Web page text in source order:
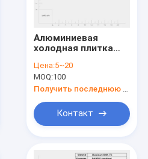
Алюминиевая
холодная плитка
с проводящей
теплорассеиванием
и варианты
монтажа
Цена:5~20
MOQ:100
Контакт